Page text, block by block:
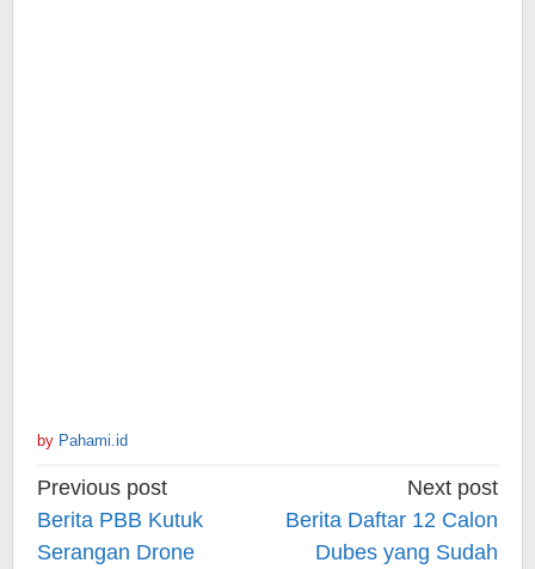
by Pahami.id
Post
navigation
Previous post
Berita PBB Kutuk
Serangan Drone
Next post
Berita Daftar 12 Calon
Dubes yang Sudah